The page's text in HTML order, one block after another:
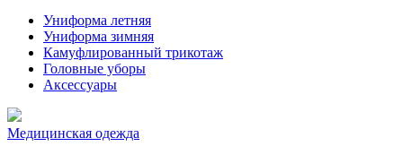
Униформа летняя
Униформа зимняя
Камуфлированный трикотаж
Головные уборы
Аксессуары
Медицинская одежда